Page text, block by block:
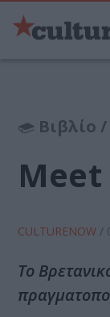
Βιβλίο /
CULTURENOW /
Το